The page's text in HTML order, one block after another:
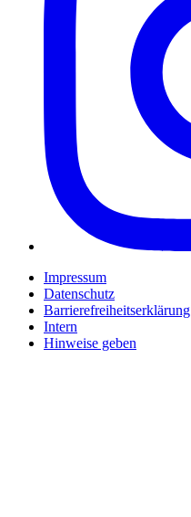
Impressum
Datenschutz
Barrierefreiheitserklärung
Intern
Hinweise geben